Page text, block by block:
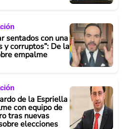
sentados con una
y corruptos”: De la
empalme
de la Espriella
con equipo de
tras nuevas
elecciones